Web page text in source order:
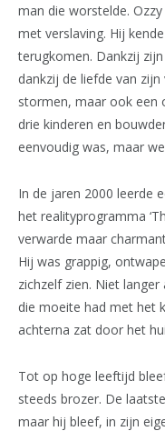
man die worstelde.
met verslaving. Hij
terugkomen. Dankzij
dankzij de liefde van
stormen, maar ook een
drie kinderen en
eenvoudig was, maar
In de jaren 2000 leerde
het realityprogramma
verwarde maar
Hij was grappig,
zichzelf zien. Niet
die moeite had met het
achterna zat door het
Tot op hoge leeftijd
steeds brozer. De
maar hij bleef, in zijn